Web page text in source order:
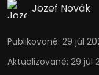
Jozef Novák
Publikované: 29 júl
Aktualizované: 29 júl